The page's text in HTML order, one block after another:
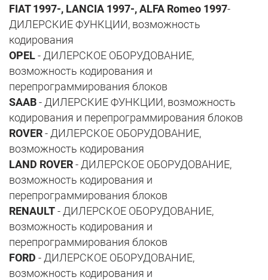
FIAT 1997-, LANCIA 1997-, ALFA Romeo 1997-
ДИЛЕРСКИЕ ФУНКЦИИ, возможность
кодирования
OPEL- ДИЛЕРСКОЕ ОБОРУДОВАНИЕ,
возможность кодирования и
перепрограммирования блоков
SAAB- ДИЛЕРСКИЕ ФУНКЦИИ, возможность
кодирования и перепрограммирования блоков
ROVER- ДИЛЕРСКОЕ ОБОРУДОВАНИЕ,
возможность кодирования
LAND ROVER- ДИЛЕРСКОЕ ОБОРУДОВАНИЕ,
возможность кодирования и
перепрограммирования блоков
RENAULT- ДИЛЕРСКОЕ ОБОРУДОВАНИЕ,
возможность кодирования и
перепрограммирования блоков
FORD - ДИЛЕРСКОЕ ОБОРУДОВАНИЕ,
возможность кодирования и